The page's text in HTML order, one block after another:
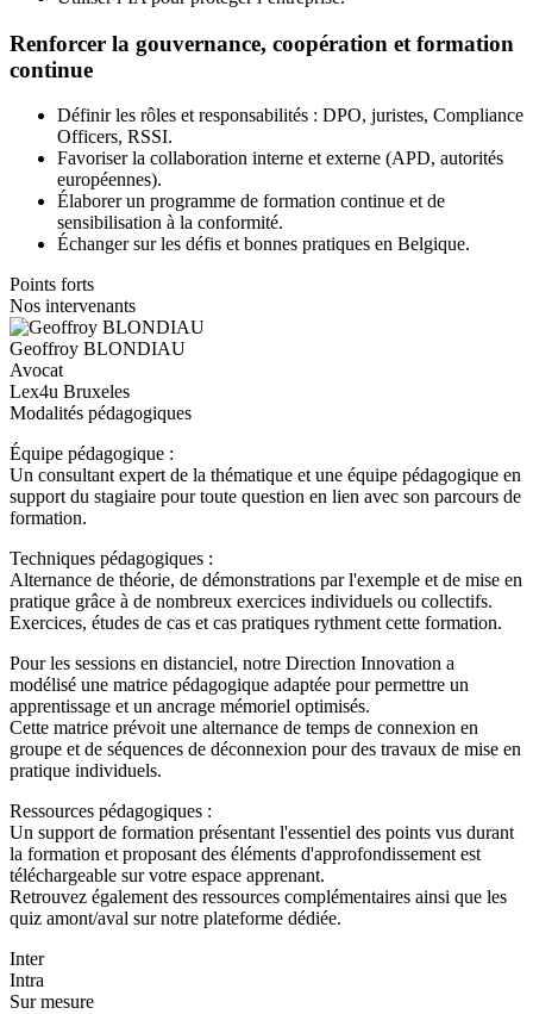
Renforcer la gouvernance, coopération et formation
continue
Définir les rôles et responsabilités : DPO, juristes, Compliance
Officers, RSSI.
Favoriser la collaboration interne et externe (APD, autorités
européennes).
Élaborer un programme de formation continue et de
sensibilisation à la conformité.
Échanger sur les défis et bonnes pratiques en Belgique.
Points forts
Nos intervenants
Geoffroy BLONDIAU
Avocat
Lex4u Bruxeles
Modalités pédagogiques
Équipe pédagogique :
Un consultant expert de la thématique et une équipe pédagogique en
support du stagiaire pour toute question en lien avec son parcours de
formation.
Techniques pédagogiques :
Alternance de théorie, de démonstrations par l'exemple et de mise en
pratique grâce à de nombreux exercices individuels ou collectifs.
Exercices, études de cas et cas pratiques rythment cette formation.
Pour les sessions en distanciel, notre Direction Innovation a
modélisé une matrice pédagogique adaptée pour permettre un
apprentissage et un ancrage mémoriel optimisés.
Cette matrice prévoit une alternance de temps de connexion en
groupe et de séquences de déconnexion pour des travaux de mise en
pratique individuels.
Ressources pédagogiques :
Un support de formation présentant l'essentiel des points vus durant
la formation et proposant des éléments d'approfondissement est
téléchargeable sur votre espace apprenant.
Retrouvez également des ressources complémentaires ainsi que les
quiz amont/aval sur notre plateforme dédiée.
Inter
Intra
Sur mesure